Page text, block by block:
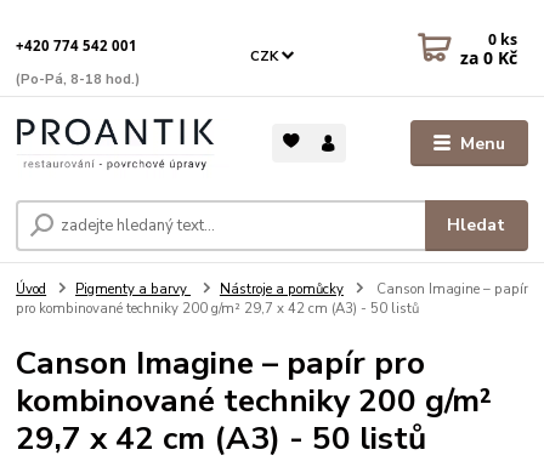
Menu
CZK
Hledat
+420 774 542 001
(Po-Pá, 8-18 hod.)
0 ks
za 0 Kč
Úvod Pigmenty a barvy Nástroje a pomůcky
Canson Imagine – papír
pro kombinované techniky 200 g/m² 29,7 x 42 cm (A3) - 50 listů
Canson Imagine – papír pro
kombinované techniky 200 g/m²
29,7 x 42 cm (A3) - 50 listů